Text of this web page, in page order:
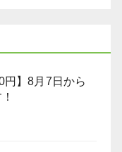
円】8月7日から